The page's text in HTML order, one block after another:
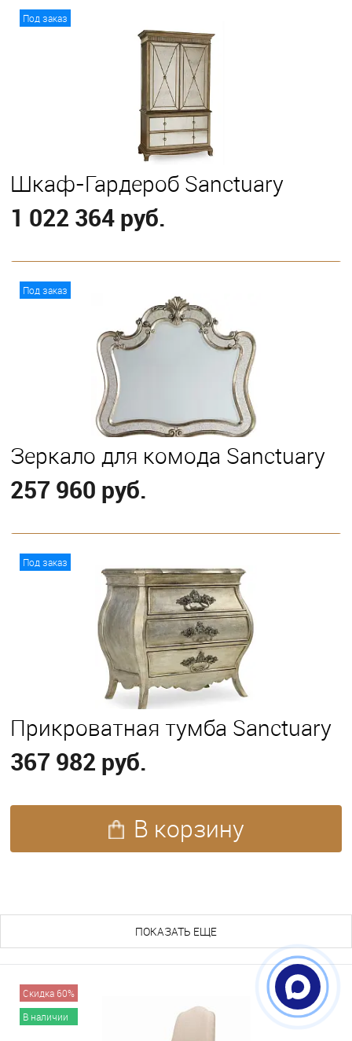
Под заказ
Шкаф-Гардероб Sanctuary
1 022 364 руб.
Под заказ
Зеркало для комода Sanctuary
257 960 руб.
Под заказ
Прикроватная тумба Sanctuary
367 982 руб.
В корзину
ПОКАЗАТЬ ЕЩЕ
Скидка 60%
В наличии